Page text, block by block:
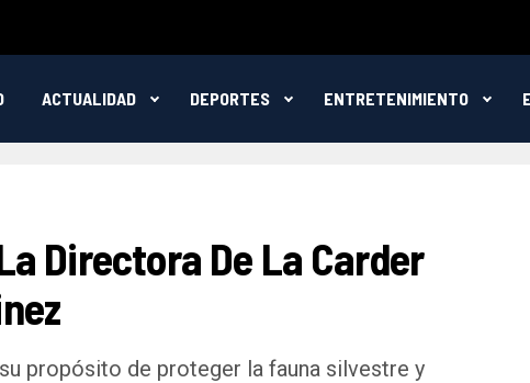
ACTUALIDAD DEPORTES ENTRETENIMIENTO
Directora De La Carder
su propósito de proteger la fauna silvestre y